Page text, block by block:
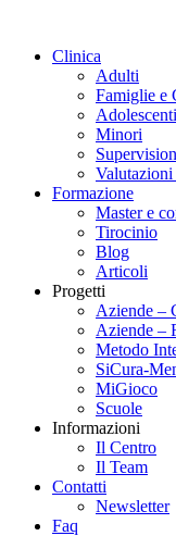
Clinica
Adulti
Famiglie e
Adolescenti
Minori
Formazione
Master e
Tirocinio
Blog
Articoli
Progetti
Aziende –
Aziende –
Metodo
SiCura-
MiGioco
Scuole
Informazioni
Il Centro
Il Team
Contatti
Newsletter
Faq